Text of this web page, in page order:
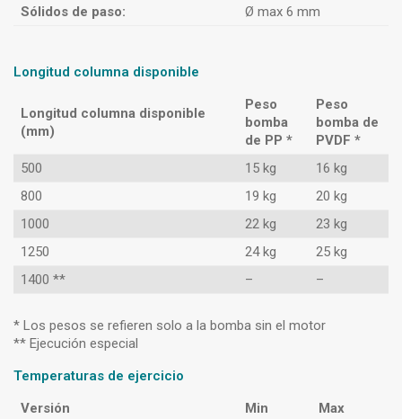
Sólidos de paso:
Ø max 6 mm
Longitud columna disponible
Longitud columna disponible
(mm)
Peso
bomba
de PP *
Peso
bomba de
PVDF *
500
15 kg
16 kg
800
19 kg
20 kg
1000
22 kg
23 kg
1250
24 kg
25 kg
1400 **
– –
* Los pesos se refieren solo a la bomba sin el motor
** Ejecución especial
Temperaturas de ejercicio
Versión
Min Max